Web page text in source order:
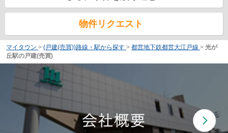
物件リクエスト
マイタウン > (戸建(売買))路線・駅から探す > 都営地下鉄都営大江戸線 > 光が
丘駅の戸建(売買)